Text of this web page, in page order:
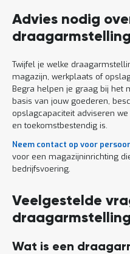
Advies nodig
Twijfel je welke
magazijn, werkplaats of
Begra helpen je graag bij het
basis van jouw goederen,
opslagcapaciteit adviseren
en toekomstbestendig is.
Neem contact op voor
voor een magazijninrichting
bedrijfsvoering.
Veelgestelde
Wat is een